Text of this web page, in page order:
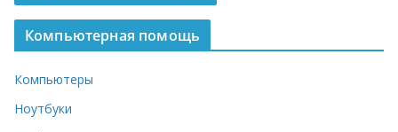
Компьютерная помощь
Компьютеры
Ноутбуки